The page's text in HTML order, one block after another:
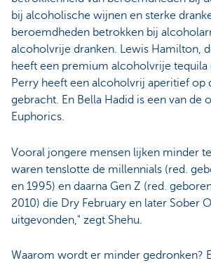
bij alcoholische wijnen en sterke
beroemdheden betrokken bij
alcoholvrije dranken. Lewis Hamilton,
heeft een premium alcoholvrije tequila
Perry heeft een alcoholvrij aperitief op
gebracht. En Bella Hadid is een van de
Euphorics.
Vooral jongere mensen lijken minder
waren tenslotte de millennials (red.
en 1995) en daarna Gen Z (red.
2010) die Dry February en later Sober
uitgevonden," zegt Shehu.
Waarom wordt er minder gedronken?